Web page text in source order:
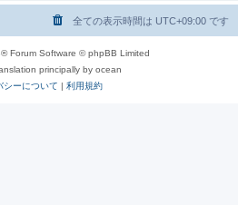
全ての表示時間は UTC+09:00 です
® Forum Software © phpBB Limited
principally by ocean
シーについて | 利用規約